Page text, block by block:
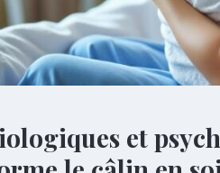
et